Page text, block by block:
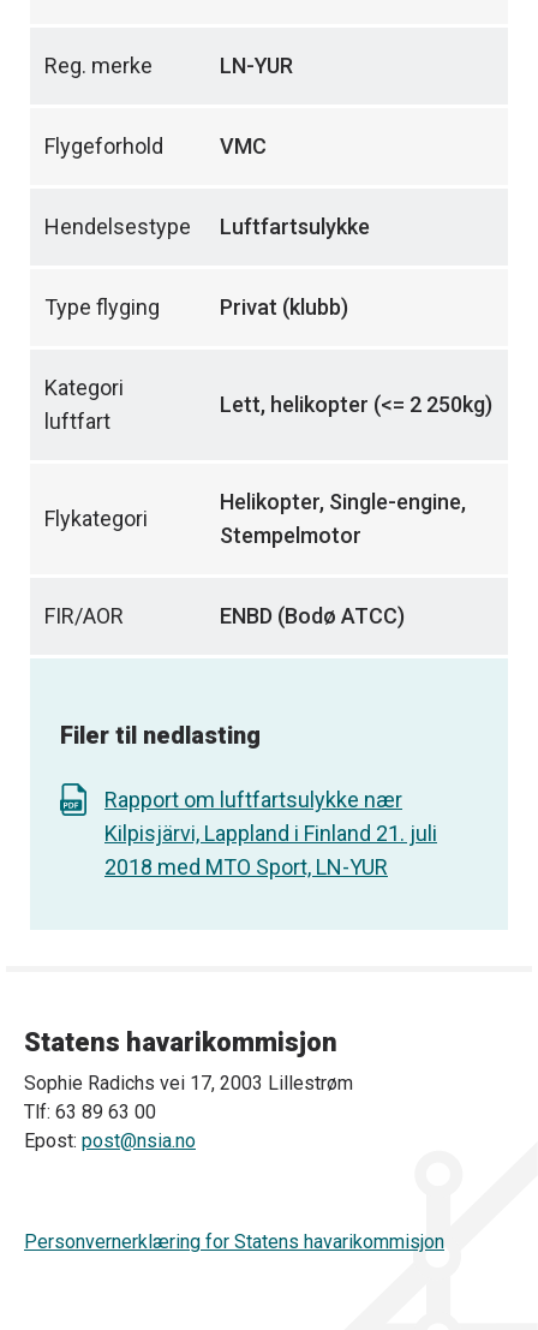
Reg. merke LN-YUR
Flygeforhold VMC
Hendelsestype Luftfartsulykke
Type flyging Privat (klubb)
Kategori
luftfart
Lett, helikopter (<= 2 250kg)
Flykategori
Helikopter, Single-engine,
Stempelmotor
FIR/AOR ENBD (Bodø ATCC)
Filer til nedlasting
Rapport om luftfartsulykke nær
Kilpisjärvi, Lappland i Finland 21. juli
2018 med MTO Sport, LN-YUR
Statens havarikommisjon
Sophie Radichs vei 17, 2003 Lillestrøm
Tlf: 63 89 63 00
Epost: post@nsia.no
Personvernerklæring for Statens havarikommisjon